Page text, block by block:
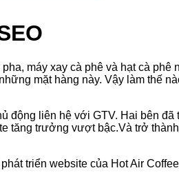
máy xay cà phê và hạt cà phê
mặt hàng này. Vậy làm thế
động liên hệ với GTV. Hai bên
tăng trưởng vượt bậc.Và trở
triển website của Hot Air